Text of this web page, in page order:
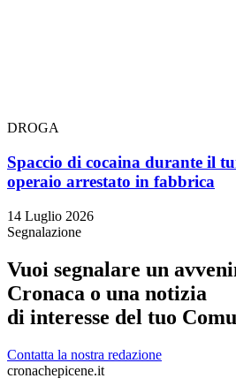
DROGA
Spaccio di cocaina durante il
operaio arrestato in fabbrica
14 Luglio 2026
Segnalazione
Vuoi segnalare un
Cronaca o una notizia
di interesse del tuo
Contatta la nostra redazione
cronachepicene.it